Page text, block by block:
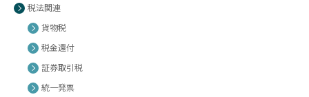
税法関連
貨物税
税金還付
証券取引税
統一発票